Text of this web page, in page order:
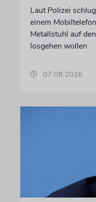
Laut Polizei
einem
Metallstuhl auf
losgehen wollen
07.08.2026